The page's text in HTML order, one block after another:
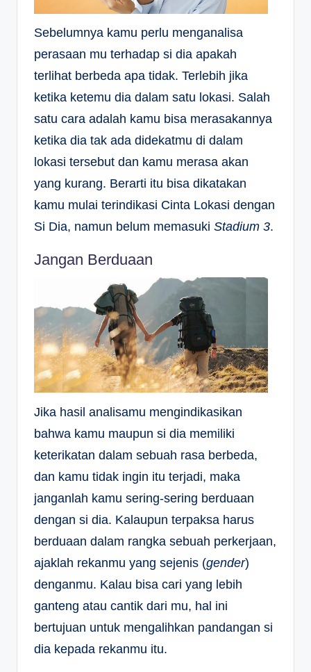
Sebelumnya kamu perlu menganalisa
perasaan mu terhadap si dia apakah
terlihat berbeda apa tidak. Terlebih jika
ketika ketemu dia dalam satu lokasi. Salah
satu cara adalah kamu bisa merasakannya
ketika dia tak ada didekatmu di dalam
lokasi tersebut dan kamu merasa akan
yang kurang. Berarti itu bisa dikatakan
kamu mulai terindikasi Cinta Lokasi dengan
Si Dia, namun belum memasuki Stadium 3.
Jangan Berduaan
Jika hasil analisamu mengindikasikan
bahwa kamu maupun si dia memiliki
keterikatan dalam sebuah rasa berbeda,
dan kamu tidak ingin itu terjadi, maka
janganlah kamu sering-sering berduaan
dengan si dia. Kalaupun terpaksa harus
berduaan dalam rangka sebuah perkerjaan,
ajaklah rekanmu yang sejenis (gender)
denganmu. Kalau bisa cari yang lebih
ganteng atau cantik dari mu, hal ini
bertujuan untuk mengalihkan pandangan si
dia kepada rekanmu itu.